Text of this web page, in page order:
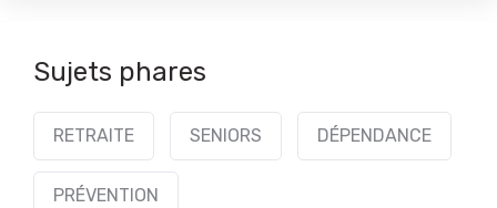
Sujets phares
RETRAITE SENIORS DÉPENDANCE
PRÉVENTION